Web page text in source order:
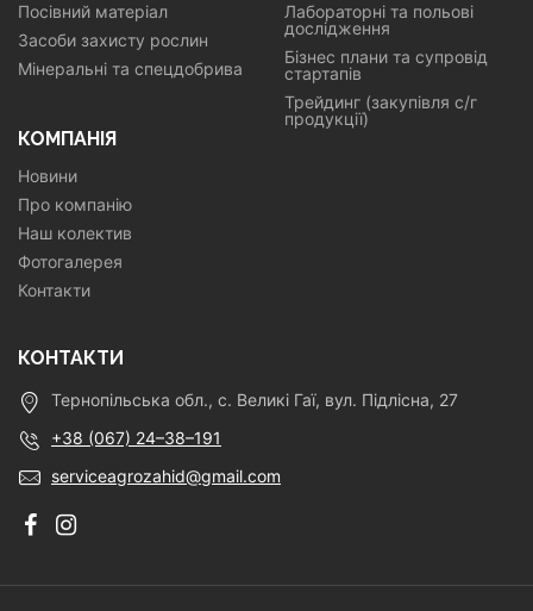
Посівний матеріал
Засоби захисту рослин
Мінеральні та спецдобрива
Лабораторні та польові
дослідження
Бізнес плани та супровід
стартапів
Трейдинг (закупівля с/г
продукції)
КОМПАНІЯ
Новини
Про компанію
Наш колектив
Фотогалерея
Контакти
КОНТАКТИ
Тернопільська обл., с. Великі Гаї, вул. Підлісна, 27
+38 (067) 24–38–191
serviceagrozahid@gmail.com